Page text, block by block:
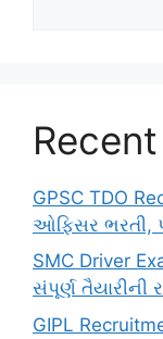
GPSC TDO
ઓફિસર ભરતી,
SMC Driver
સંપૂર્ણ તૈયારીની
GIPL